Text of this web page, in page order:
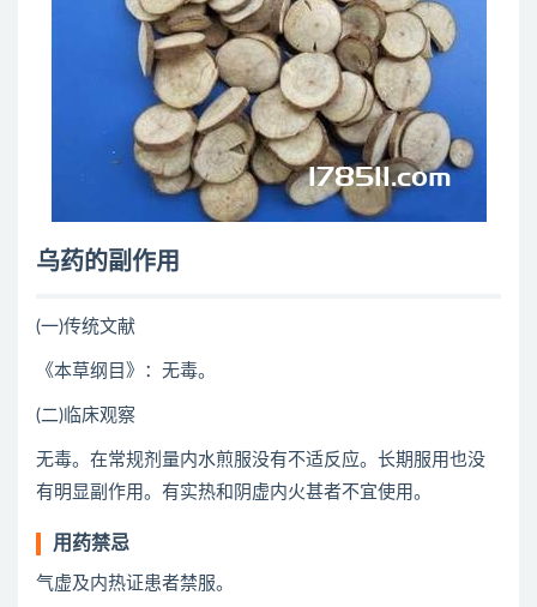
乌药的副作用
(一)传统文献
《本草纲目》：无毒。
(二)临床观察
无毒。在常规剂量内水煎服没有不适反应。长期服用也没
有明显副作用。有实热和阴虚内火甚者不宜使用。
用药禁忌
气虚及内热证患者禁服。